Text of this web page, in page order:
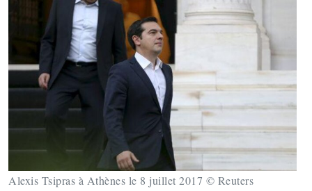
Alexis Tsipras à Athènes le 8 juillet 2017 © Reuters